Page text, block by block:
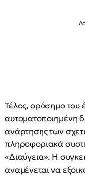
Τέλος, ορόσημο του
αυτοματοποιημένη
ανάρτησης των
πληροφοριακά
«Διαύγεια». Η
αναμένεται να